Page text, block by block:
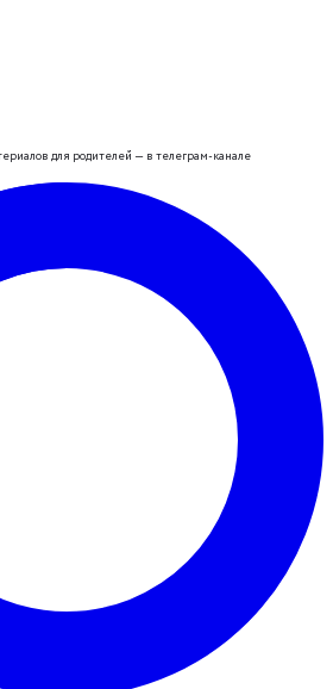
для родителей — в телеграм-канале